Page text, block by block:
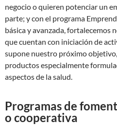
negocio o quieren potenciar un
parte; y con el programa
básica y avanzada, fortalecemos
que cuentan con iniciación de
supone nuestro próximo
productos especialmente
aspectos de la salud.
Programas de
o cooperativa